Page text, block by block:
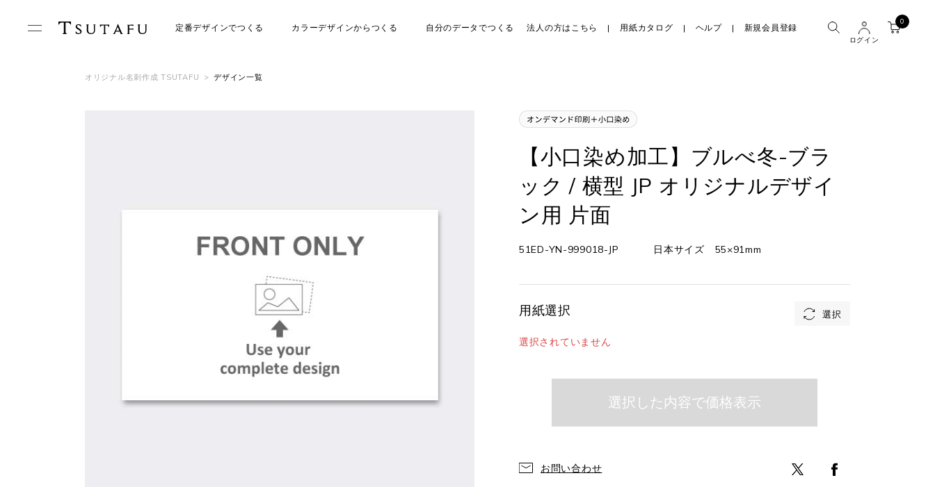
定番デザインでつくる カラーデザインからつくる 自分のデータでつくる 法人の方はこちら 用紙カタログ ヘルプ 新規会員登録
ログイン
0
オリジナル名刺作成 TSUTAFU > デザイン一覧
【小口染め加工】ブルべ冬-ブラ
ック / 横型 JP オリジナルデザイ
ン用 片面
51ED-YN-999018-JP 日本サイズ 55×91mm
用紙選択
選択されていません
お問い合わせ